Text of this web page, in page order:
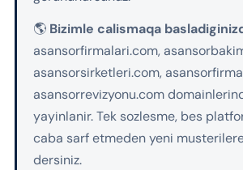
🌎 Bizimle calismaqa
asansorfirmalari.com,
asansorsirketleri.com,
asansorrevizyonu.com
yayinlanir. Tek sozlesme, bes
caba sarf etmeden yeni
dersiniz.